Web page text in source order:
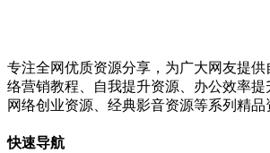
专注全网优质资源分享，为广大网友提供
络营销教程、自我提升资源、办公效率提
网络创业资源、经典影音资源等系列精品
快速导航